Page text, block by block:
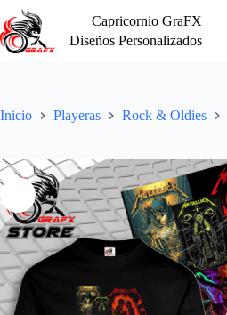
Saltar
al
contenido
Capricornio GraFX
Diseños Personalizados
Inicio Playeras Rock & Oldies